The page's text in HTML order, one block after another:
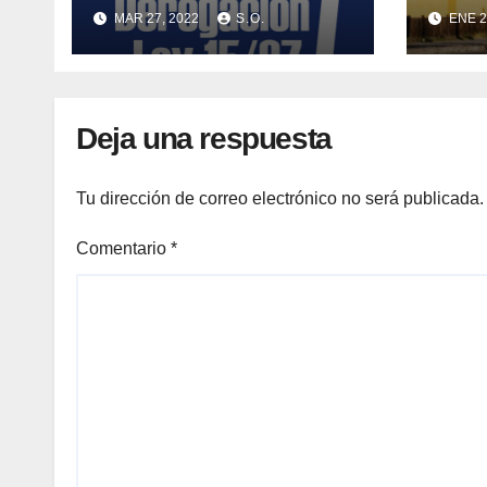
ANTIPRIVATIZACIÓN
DE LA SANIDAD CAS.
(Coordinadora
MAR 27, 2022 S.O. ENE
Deja una respuesta
Tu dirección de correo electrónico no será publicada.
Comentario *